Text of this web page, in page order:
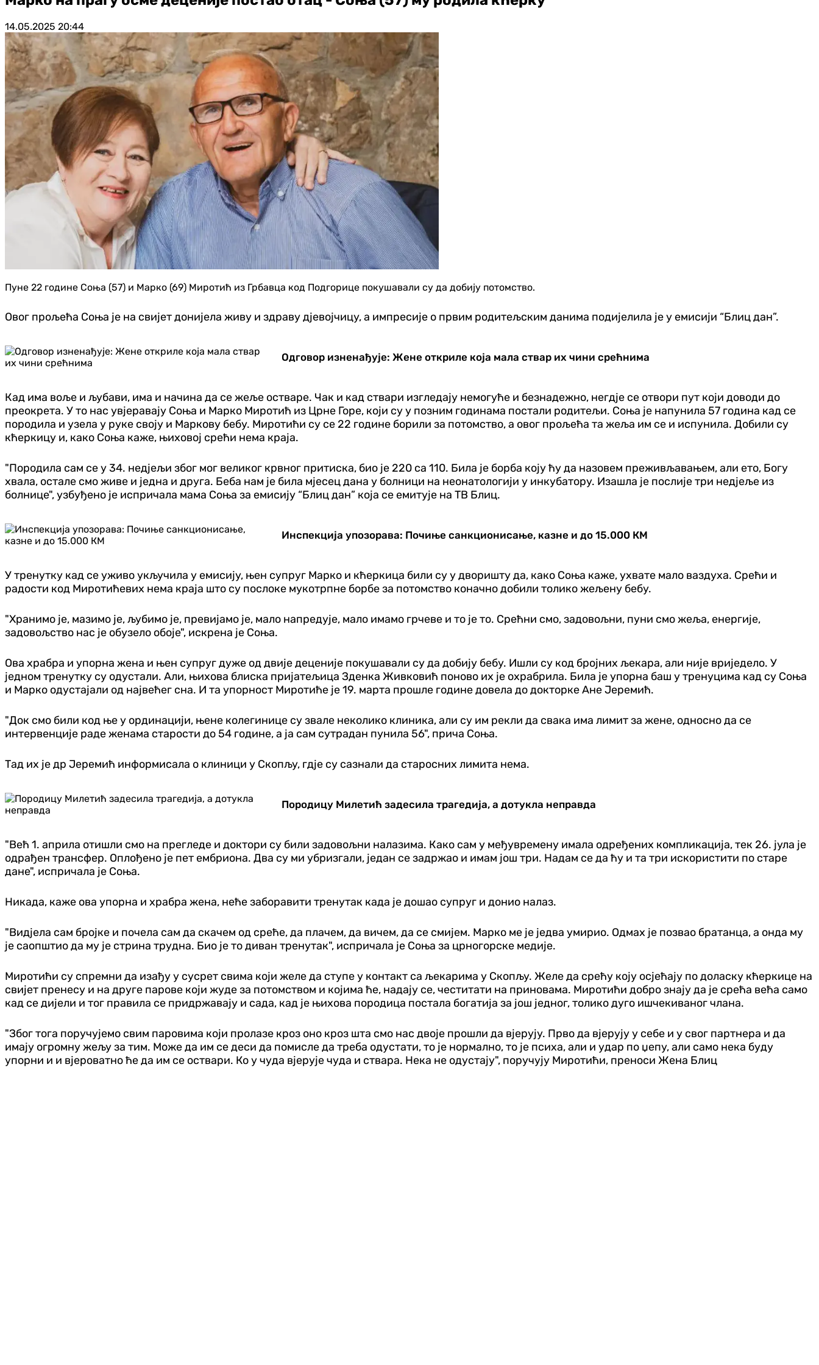
14.05.2025 20:44
Пуне 22 године Соња (57) и Марко (69) Миротић из Грбавца код Подгорице покушавали су да добију потомство.
Овог прољећа Соња је на свијет донијела живу и здраву дјевојчицу, а импресије о првим родитељским данима подијелила је у емисији “Блиц дан”.
Одговор изненађује: Жене откриле која мала ствар их чини срећнима
Кад има воље и љубави, има и начина да се жеље остваре. Чак и кад ствари изгледају немогуће и безнадежно, негдје се отвори пут који доводи до
преокрета. У то нас увјеравају Соња и Марко Миротић из Црне Горе, који су у позним годинама постали родитељи. Соња је напунила 57 година кад се
породила и узела у руке своју и Маркову бебу. Миротићи су се 22 године борили за потомство, а овог прољећа та жеља им се и испунила. Добили су
кћеркицу и, како Соња каже, њиховој срећи нема краја.
"Породила сам се у 34. недјељи због мог великог крвног притиска, био је 220 са 110. Била је борба коју ћу да назовем преживљавањем, али ето, Богу
хвала, остале смо живе и једна и друга. Беба нам је била мјесец дана у болници на неонатологији у инкубатору. Изашла је послије три недјеље из
болнице", узбуђено је испричала мама Соња за емисију “Блиц дан” која се емитује на ТВ Блиц.
Инспекција упозорава: Почиње санкционисање, казне и до 15.000 КМ
У тренутку кад се уживо укључила у емисију, њен супруг Марко и кћеркица били су у дворишту да, како Соња каже, ухвате мало ваздуха. Срећи и
радости код Миротићевих нема краја што су послоке мукотрпне борбе за потомство коначно добили толико жељену бебу.
"Хранимо је, мазимо је, љубимо је, превијамо је, мало напредује, мало имамо грчеве и то је то. Срећни смо, задовољни, пуни смо жеља, енергије,
задовољство нас је обузело обоје", искрена је Соња.
Ова храбра и упорна жена и њен супруг дуже од двије деценије покушавали су да добију бебу. Ишли су код бројних љекара, али није вриједело. У
једном тренутку су одустали. Али, њихова блиска пријатељица Зденка Живковић поново их је охрабрила. Била је упорна баш у тренуцима кад су Соња
и Марко одустајали од највећег сна. И та упорност Миротиће је 19. марта прошле године довела до докторке Ане Јеремић.
"Док смо били код ње у ординацији, њене колегинице су звале неколико клиника, али су им рекли да свака има лимит за жене, односно да се
интервенције раде женама старости до 54 године, а ја сам сутрадан пунила 56", прича Соња.
Тад их је др Јеремић информисала о клиници у Скопљу, гдје су сазнали да старосних лимита нема.
Породицу Милетић задесила трагедија, а дотукла неправда
"Већ 1. априла отишли смо на прегледе и доктори су били задовољни налазима. Како сам у међувремену имала одређених компликација, тек 26. јула је
одрађен трансфер. Оплођено је пет ембриона. Два су ми убризгали, један се задржао и имам још три. Надам се да ћу и та три искористити по старе
дане", испричала је Соња.
Никада, каже ова упорна и храбра жена, неће заборавити тренутак када је дошао супруг и донио налаз.
"Видјела сам бројке и почела сам да скачем од среће, да плачем, да вичем, да се смијем. Марко ме је једва умирио. Одмах је позвао братанца, а онда му
је саопштио да му је стрина трудна. Био је то диван тренутак", испричала је Соња за црногорске медије.
Миротићи су спремни да изађу у сусрет свима који желе да ступе у контакт са љекарима у Скопљу. Желе да срећу коју осјећају по доласку кћеркице на
свијет пренесу и на друге парове који жуде за потомством и којима ће, надају се, честитати на приновама. Миротићи добро знају да је срећа већа само
кад се дијели и тог правила се придржавају и сада, кад је њихова породица постала богатија за још једног, толико дуго ишчекиваног члана.
"Због тога поручујемо свим паровима који пролазе кроз оно кроз шта смо нас двоје прошли да вјерују. Прво да вјерују у себе и у свог партнера и да
имају огромну жељу за тим. Може да им се деси да помисле да треба одустати, то је нормално, то је психа, али и удар по џепу, али само нека буду
упорни и и вјероватно ће да им се оствари. Ко у чуда вјерује чуда и ствара. Нека не одустају", поручују Миротићи, преноси Жена Блиц